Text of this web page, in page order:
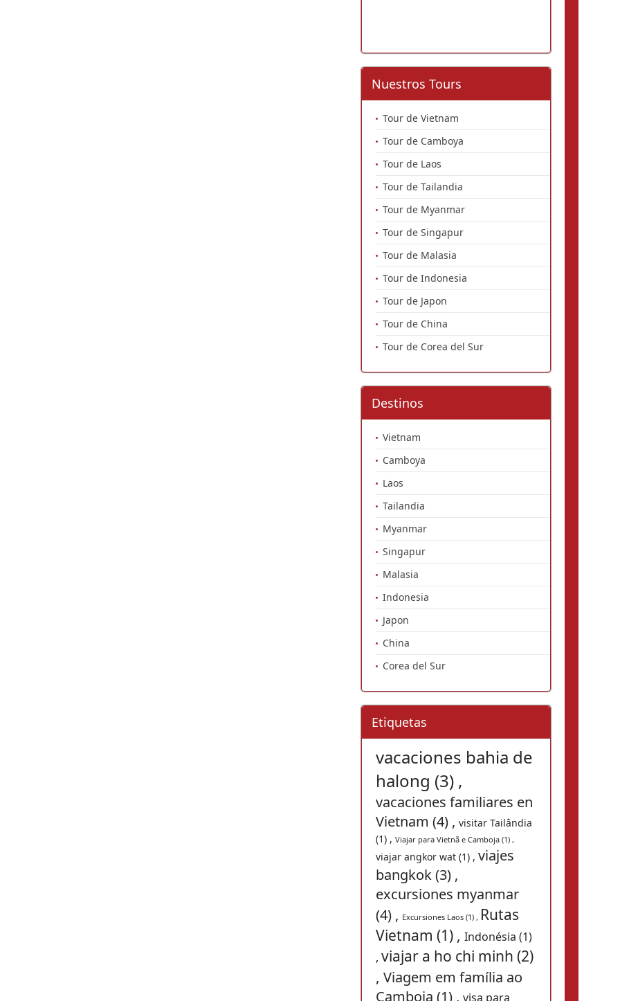
Nuestros Tours
Tour de Vietnam
Tour de Camboya
Tour de Laos
Tour de Tailandia
Tour de Myanmar
Tour de Singapur
Tour de Malasia
Tour de Indonesia
Tour de Japon
Tour de China
Tour de Corea del Sur
Destinos
Vietnam
Camboya
Laos
Tailandia
Myanmar
Singapur
Malasia
Indonesia
Japon
China
Corea del Sur
Etiquetas
vacaciones bahia de
halong (3) ,
vacaciones familiares en
Vietnam (4) , visitar Tailândia
(1) , Viajar para Vietnã e Camboja (1) ,
viajar angkor wat (1) , viajes
bangkok (3) ,
excursiones myanmar
(4) , Excursiones Laos (1) , Rutas
Vietnam (1) , Indonésia (1)
, viajar a ho chi minh (2)
, Viagem em família ao
Camboja (1) , visa para